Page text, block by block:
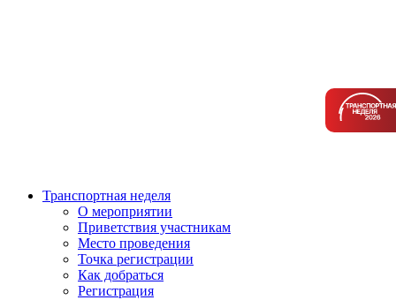
Транспортная неделя
О мероприятии
Приветствия участникам
Место проведения
Точка регистрации
Как добраться
Регистрация